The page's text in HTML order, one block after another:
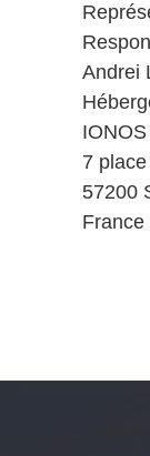
Andrei
7
57200
France